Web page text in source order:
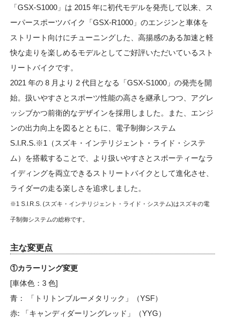
「GSX-S1000」は 2015 年に初代モデルを発売して以来、ス
ーパースポーツバイク「GSX-R1000」のエンジンと車体を
ストリート向けにチューニングした、高揚感のある加速と軽
快な走りを楽しめるモデルとしてご好評いただいているスト
リートバイクです。
2021 年の 8 月より 2 代目となる「GSX-S1000」の発売を開
始。扱いやすさとスポーツ性能の高さを継承しつつ、アグレ
ッシブかつ前衛的なデザインを採用しました。また、エンジ
ンの出力向上を図るとともに、電子制御システム
S.I.R.S.※1（スズキ・インテリジェント・ライド・システ
ム）を搭載することで、より扱いやすさとスポーティーなラ
イディングを両立できるストリートバイクとして進化させ、
ライダーの走る楽しさを追求しました。
※1 S.I.R.S. (スズキ・インテリジェント・ライド・システム)はスズキの電
子制御システムの総称です。
主な変更点
①カラーリング変更
[車体色：3 色]
青： 「トリトンブルーメタリック」（YSF）
赤: 「キャンディダーリングレッド」（YYG）